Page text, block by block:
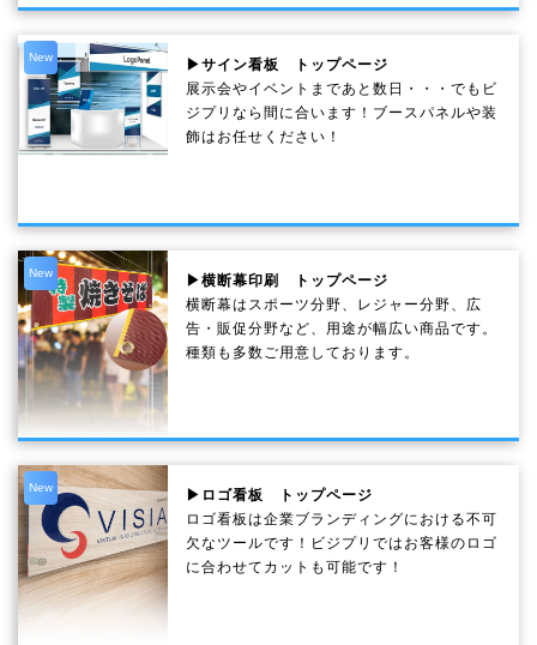
New
▶サイン看板 トップページ
展示会やイベントまであと数日・・・でもビ
ジプリなら間に合います！ブースパネルや装
飾はお任せください！
New
▶横断幕印刷 トップページ
横断幕はスポーツ分野、レジャー分野、広
告・販促分野など、用途が幅広い商品です。
種類も多数ご用意しております。
New
▶ロゴ看板 トップページ
ロゴ看板は企業ブランディングにおける不可
欠なツールです！ビジプリではお客様のロゴ
に合わせてカットも可能です！